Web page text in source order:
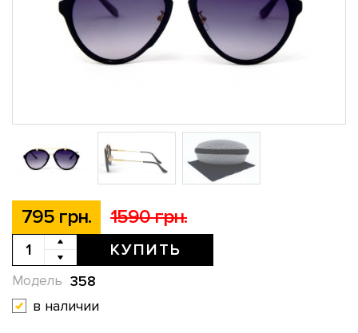
795 грн. 1590 грн.
КУПИТЬ
358
Модель
в наличии